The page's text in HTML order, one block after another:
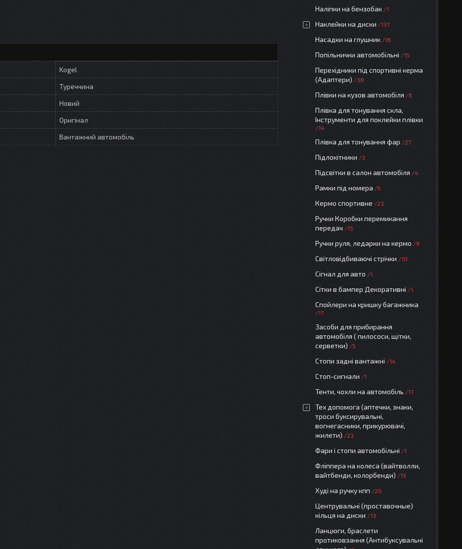
Kogel
Туреччина
Новий
Оригінал
Вантажний автомобіль
Наліпки на бензобак 1
Наклейки на диски 137
Насадки на глушник 16
Попільнички автомобільні 15
Перехідники під спортивні керма
(Адаптери)
38
Плівки на кузов автомобіля 6
Плівка для тонування скла,
Інструменти для поклейки плівки
14
Плівка для тонування фар 27
Підлокітники 3
Підсвітки в салон автомобіля 4
Рамки під номера 5
Кермо спортивне 23
Ручки Коробки перемикання
передач
15
Ручки руля, ледарки на кермо 9
Світловідбиваючі стрічки 10
Сігнал для авто 1
Сітки в бампер Декоративні 1
Спойлери на кришку багажника
17
Засоби для прибирання
автомобіля ( пилососи, щітки,
серветки)
5
Стопи задні вантажні 14
Стоп-сигнали 1
Тенти, чохли на автомобіль 17
Тех допомога (аптечки, знаки,
троси буксирувальні,
вогнегасники, прикурювачі,
жилети)
23
Фари і стопи автомобільні 1
Фліппера на колеса (вайтволли,
вайтбенди, колорбенди)
19
Худі на ручку кпп 20
Центрувальні (проставочные)
кільця на диски
13
Ланцюги, браслети
протиковзання (Антибуксувальні